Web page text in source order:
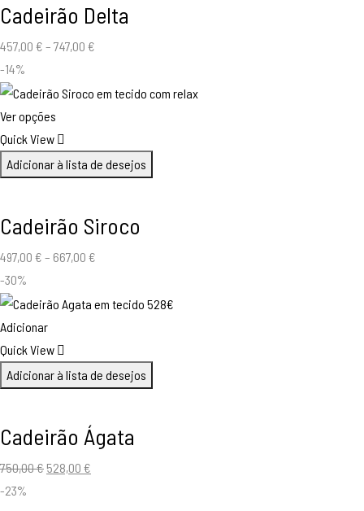
Cadeirão Delta
457,00 € – 747,00 €
-14%
Ver opções
Quick View
Adicionar à lista de desejos
Cadeirão Siroco
497,00 € – 667,00 €
-30%
Adicionar
Quick View
Adicionar à lista de desejos
Cadeirão Ágata
750,00€ O
528,00 €
-23%